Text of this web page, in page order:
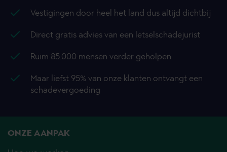
Vestigingen door heel het land dus altijd dichtbij
Direct gratis advies van een letselschadejurist
Ruim 85.000 mensen verder geholpen
Maar liefst 95% van onze klanten ontvangt een
schadevergoeding
ONZE AANPAK